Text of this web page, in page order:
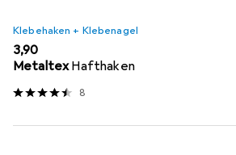
Klebehaken + Klebenagel
EUR
3,90
MetaltexHafthaken
8